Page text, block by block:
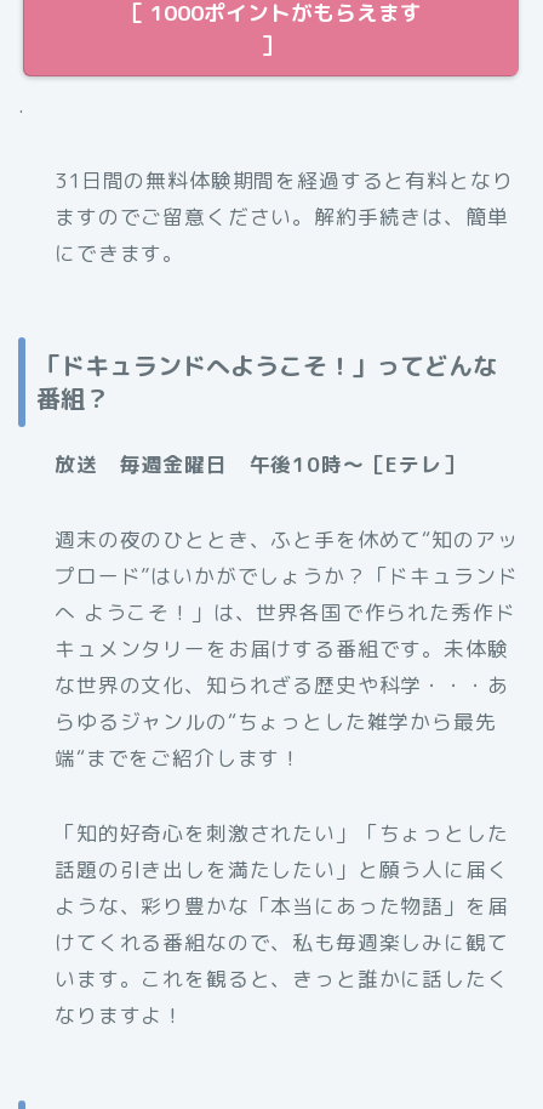
［ 1000ポイントがもらえます
］
.
31日間の無料体験期間を経過すると有料となり
ますのでご留意ください。解約手続きは、簡単
にできます。
「ドキュランドへようこそ！」ってどんな
番組？
放送 毎週金曜日 午後10時～［Eテレ］
週末の夜のひととき、ふと手を休めて“知のアッ
プロード”はいかがでしょうか？「ドキュランド
へ ようこそ！」は、世界各国で作られた秀作ド
キュメンタリーをお届けする番組です。未体験
な世界の文化、知られざる歴史や科学・・・あ
らゆるジャンルの“ちょっとした雑学から最先
端“までをご紹介します！
「知的好奇心を刺激されたい」「ちょっとした
話題の引き出しを満たしたい」と願う人に届く
ような、彩り豊かな「本当にあった物語」を届
けてくれる番組なので、私も毎週楽しみに観て
います。これを観ると、きっと誰かに話したく
なりますよ！